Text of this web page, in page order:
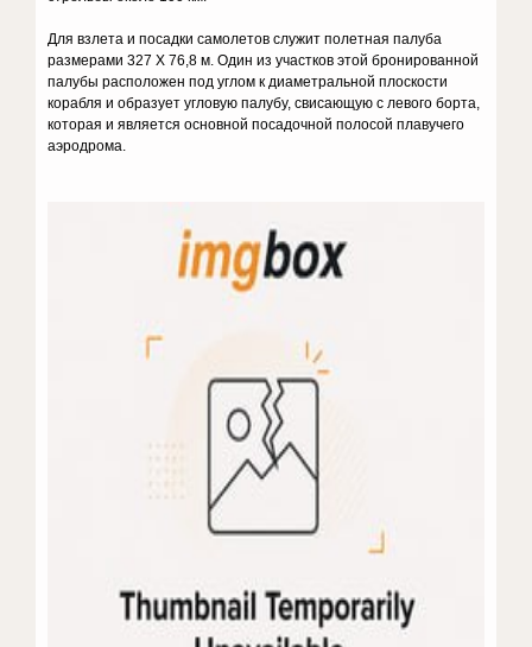
Для взлета и посадки самолетов служит полетная палуба
размерами 327 Х 76,8 м. Один из участков этой бронированной
палубы расположен под углом к диаметральной плоскости
корабля и образует угловую палубу, свисающую с левого борта,
которая и является основной посадочной полосой плавучего
аэродрома.